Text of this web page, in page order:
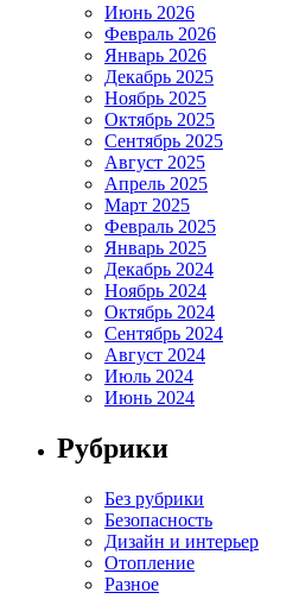
Июнь 2026
Февраль 2026
Январь 2026
Декабрь 2025
Ноябрь 2025
Октябрь 2025
Сентябрь 2025
Август 2025
Апрель 2025
Март 2025
Февраль 2025
Январь 2025
Декабрь 2024
Ноябрь 2024
Октябрь 2024
Сентябрь 2024
Август 2024
Июль 2024
Июнь 2024
Рубрики
Без рубрики
Безопасность
Дизайн и интерьер
Отопление
Разное